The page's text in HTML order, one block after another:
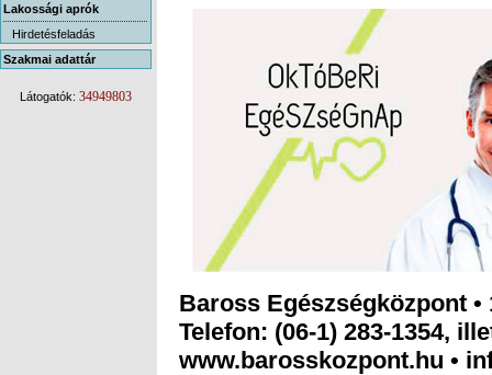
Lakossági aprók
Hirdetésfeladás
Szakmai adattár
Látogatók: 34949803
Baross Egészségközpont
Telefon: (06-1) 283-1354,
www.barosskozpont.hu •